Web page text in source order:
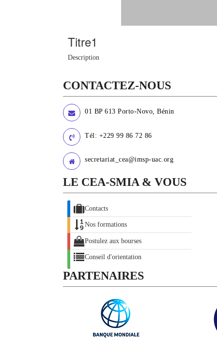
Titre1
Description
CONTACTEZ-NOUS
01 BP 613 Porto-Novo, Bénin
Tél: +229 99 86 72 86
secretariat_cea@imsp-uac.org
LE CEA-SMIA & VOUS
Contacts
Nos formations
Postulez aux bourses
Conseil d'orientation
PARTENAIRES